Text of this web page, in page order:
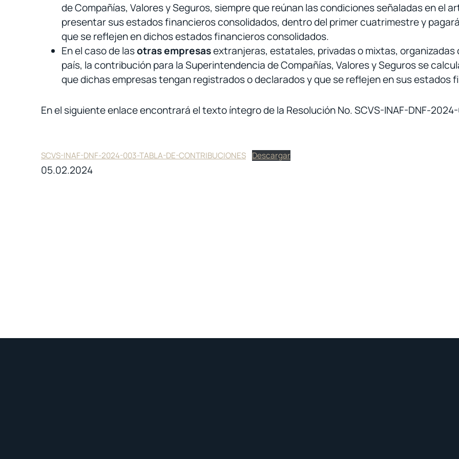
de Compañías, Valores y Seguros, siempre que reúnan las condiciones señaladas en el
presentar sus estados financieros consolidados, dentro del primer cuatrimestre y
que se reflejen en dichos estados financieros consolidados.
En el caso de lasotras empresasextranjeras, estatales, privadas o mixtas,
país, la contribución para la Superintendencia de Compañías, Valores y Seguros se
que dichas empresas tengan registrados o declarados y que se reflejen en sus
En el siguiente enlace encontrará el texto íntegro de la Resolución No. SCVS-INAF-DNF-
SCVS-INAF-DNF-2024-003-TABLA-DE-CONTRIBUCIONES Descargar
05.02.2024